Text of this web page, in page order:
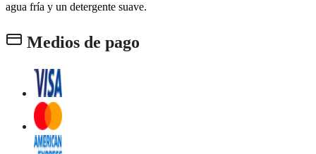
agua fría y un detergente suave.
Medios de pago